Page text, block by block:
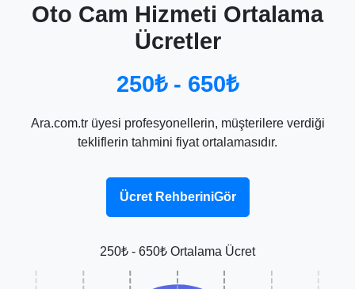
Oto Cam Hizmeti Ortalama
Ücretler
250₺ - 650₺
Ara.com.tr üyesi profesyonellerin, müşterilere verdiği
tekliflerin tahmini fiyat ortalamasıdır.
Ücret RehberiniGör
250₺ - 650₺ Ortalama Ücret